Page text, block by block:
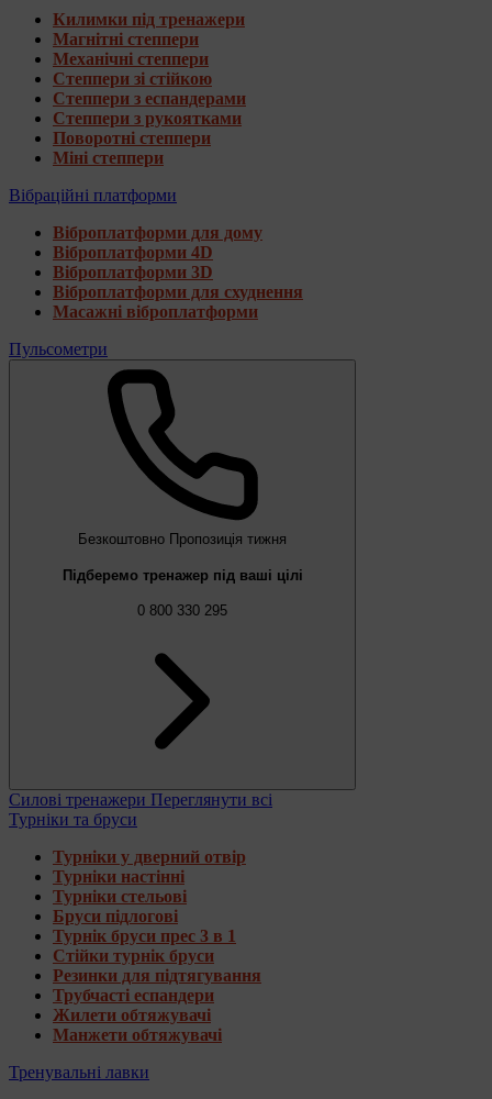
Килимки під тренажери
Магнітні степпери
Механічні степпери
Степпери зі стійкою
Степпери з еспандерами
Степпери з рукоятками
Поворотні степпери
Міні степпери
Вібраційні платформи
Віброплатформи для дому
Віброплатформи 4D
Віброплатформи 3D
Віброплатформи для схуднення
Масажні віброплатформи
Пульсометри
Безкоштовно Пропозиція тижня
Підберемо тренажер під ваші цілі
0 800 330 295
Силові тренажери Переглянути всі
Турніки та бруси
Турніки у дверний отвір
Турніки настінні
Турніки стельові
Бруси підлогові
Турнік бруси прес 3 в 1
Стійки турнік бруси
Резинки для підтягування
Трубчасті еспандери
Жилети обтяжувачі
Манжети обтяжувачі
Тренувальні лавки